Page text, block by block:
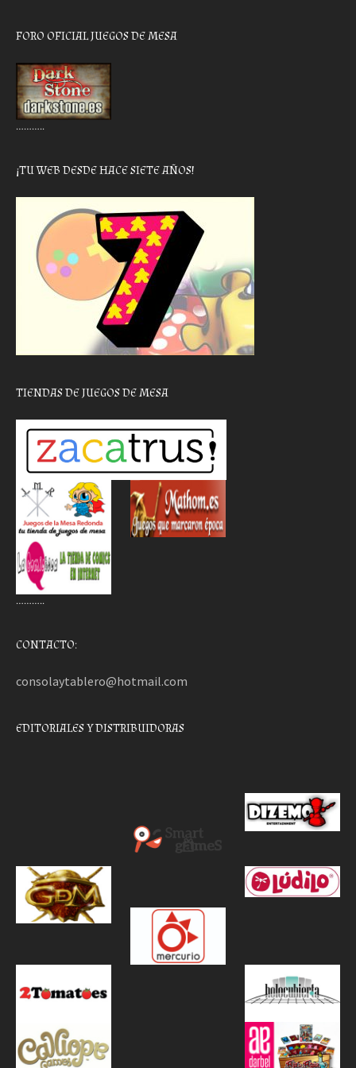
FORO OFICIAL JUEGOS DE MESA
………..
¡TU WEB DESDE HACE SIETE AÑOS!
TIENDAS DE JUEGOS DE MESA
………..
CONTACTO:
consolaytablero@hotmail.com
EDITORIALES Y DISTRIBUIDORAS